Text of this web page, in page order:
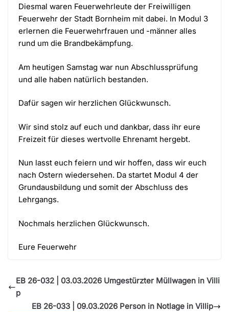
Diesmal waren Feuerwehrleute der Freiwilligen
Feuerwehr der Stadt Bornheim mit dabei. In Modul 3
erlernen die Feuerwehrfrauen und -männer alles
rund um die Brandbekämpfung.
Am heutigen Samstag war nun Abschlussprüfung
und alle haben natürlich bestanden.
Dafür sagen wir herzlichen Glückwunsch.
Wir sind stolz auf euch und dankbar, dass ihr eure
Freizeit für dieses wertvolle Ehrenamt hergebt.
Nun lasst euch feiern und wir hoffen, dass wir euch
nach Ostern wiedersehen. Da startet Modul 4 der
Grundausbildung und somit der Abschluss des
Lehrgangs.
Nochmals herzlichen Glückwunsch.
Eure Feuerwehr
EB 26-032 | 03.03.2026 Umgestürzter Müllwagen in Villi
p
EB 26-033 | 09.03.2026 Person in Notlage in Villip